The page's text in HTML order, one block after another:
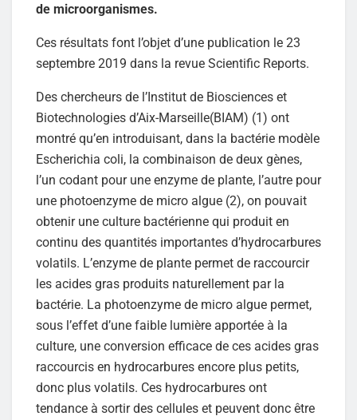
de microorganismes.
Ces résultats font l’objet d’une publication le 23
septembre 2019 dans la revue Scientific Reports.
Des chercheurs de l’Institut de Biosciences et
Biotechnologies d’Aix-Marseille(BIAM) (1) ont
montré qu’en introduisant, dans la bactérie modèle
Escherichia coli, la combinaison de deux gènes,
l’un codant pour une enzyme de plante, l’autre pour
une photoenzyme de micro algue (2), on pouvait
obtenir une culture bactérienne qui produit en
continu des quantités importantes d’hydrocarbures
volatils. L’enzyme de plante permet de raccourcir
les acides gras produits naturellement par la
bactérie. La photoenzyme de micro algue permet,
sous l’effet d’une faible lumière apportée à la
culture, une conversion efficace de ces acides gras
raccourcis en hydrocarbures encore plus petits,
donc plus volatils. Ces hydrocarbures ont
tendance à sortir des cellules et peuvent donc être